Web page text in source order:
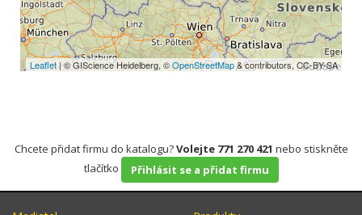
Leaflet| © GIScience Heidelberg, ©OpenStreetMap& contributors, CC-BY-SA
Chcete přidat firmu do katalogu?Volejte 771 270 421 nebo stiskněte
tlačítko
Přihlásit se a přidat firmu